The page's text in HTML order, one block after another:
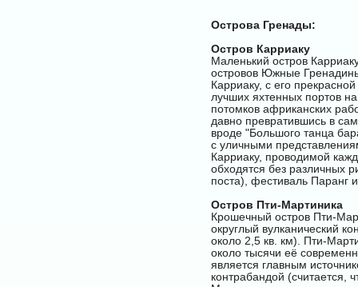
Острова Гренады:
Остров Карриаку
Маленький остров
островов Южные
Карриаку, с его
лучших яхтенных портов
потомков африканских
давно превратившись в
вроде "Большого танца
с уличными
Карриаку, проводимой
обходятся без различных
поста), фестиваль Паранг
Остров Пти-Мартиника
Крошечный остров Пти-
округлый вулканический
около 2,5 кв. км). Пти-
около тысячи её
является главным
контрабандой (считается,